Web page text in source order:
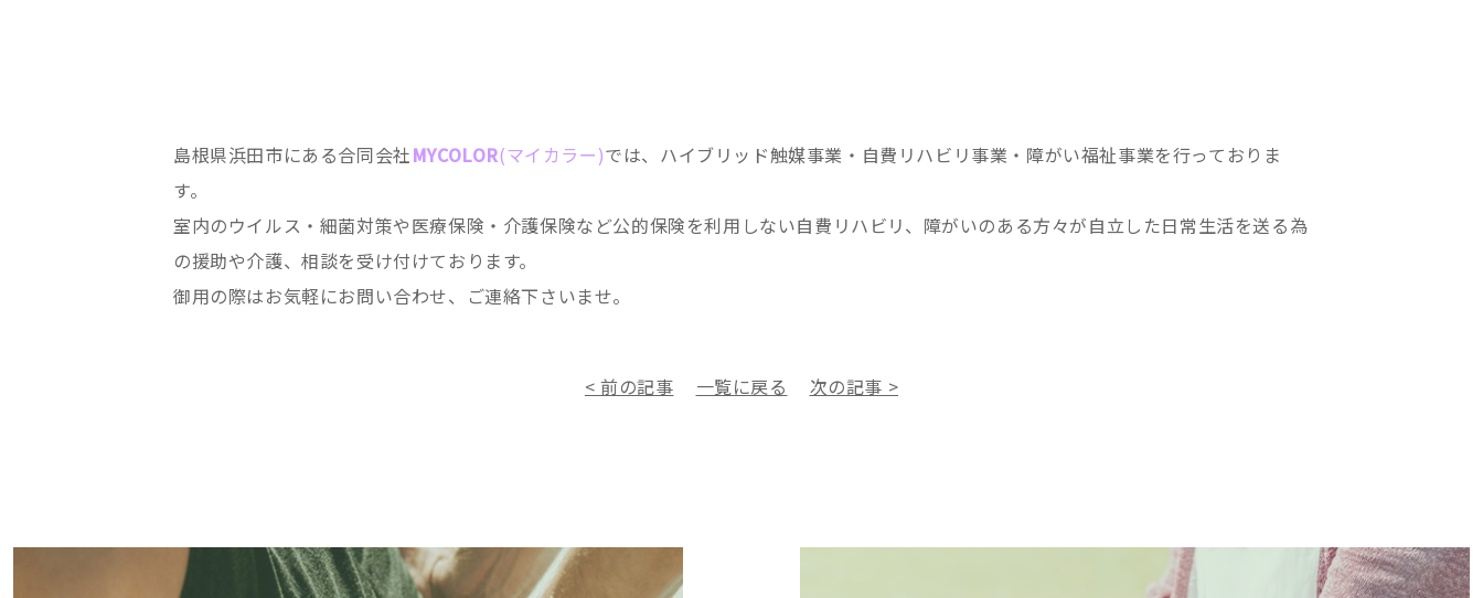
島根県浜田市にある合同会社MYCOLOR(マイカラー)では、ハイブリッド触媒事業・自費リハビリ事業・障がい福祉事業を行っておりま
す。
室内のウイルス・細菌対策や医療保険・介護保険など公的保険を利用しない自費リハビリ、障がいのある方々が自立した日常生活を送る為
の援助や介護、相談を受け付けております。
御用の際はお気軽にお問い合わせ、ご連絡下さいませ。
< 前の記事 一覧に戻る 次の記事 >